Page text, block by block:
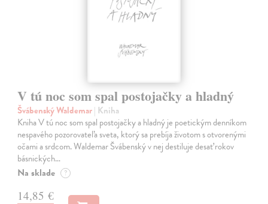
V tú noc som spal postojačky a hladný
Švábenský Waldemar| Kniha
Kniha V tú noc som spal postojačky a hladný je poetickým denníkom
nespavého pozorovateľa sveta, ktorý sa prebíja životom s otvorenými
očami a srdcom. Waldemar Švábenský v nej destiluje desať rokov
básnických…
Na sklade ?
14,85 €